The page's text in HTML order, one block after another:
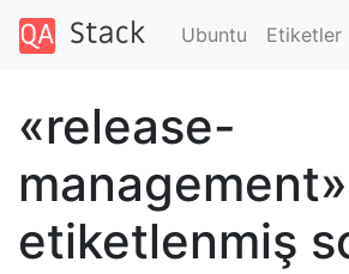
Ubuntu Etiketler
«release-
management»
etiketlenmiş